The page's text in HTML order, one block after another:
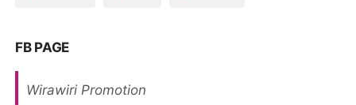
FB PAGE
Wirawiri Promotion